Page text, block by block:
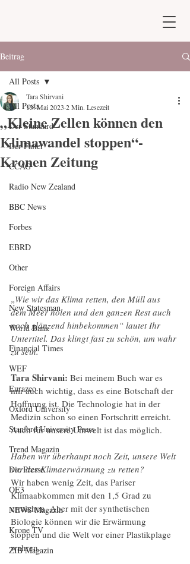
Beitrag
All Posts
Der Standard
Der Falter
CCAG
Radio New Zealand
BBC News
Forbes
EBRD
Other
Foreign Affairs
New Statesman
World Bank
Financial Times
WEF
Eurazeo
Oxford University
Stanford University Press
Trend Magazin
Die Presse
OE3
NEWS Magazin
Krone TV
ZIB Magazin
All Posts
„Kleine Zellen können den
Klimawandel stoppen“-
Kronen Zeitung
Tara Shirvani
13. Mai 2023 2 Min. Lesezeit
„Wie wir das Klima retten, den Müll aus
dem Meer holen und den ganzen Rest auch
noch glänzend hinbekommen“ lautet Ihr
Untertitel. Das klingt fast zu schön, um wahr
zu sein.
Tara Shirvani: Bei meinem Buch war es
mir auch wichtig, dass es eine Botschaft der
Hoffnung ist. Die Technologie hat in der
Medizin schon so einen Fortschritt erreicht.
Auch für unsere Umwelt ist das möglich.
Haben wir überhaupt noch Zeit, unsere Welt
vor der Klimaerwärmung zu retten?
Wir haben wenig Zeit, das Pariser
Klimaabkommen mit den 1,5 Grad zu
erreichen. Aber mit der synthetischen
Biologie können wir die Erwärmung
stoppen und die Welt vor einer Plastikplage
wahren.